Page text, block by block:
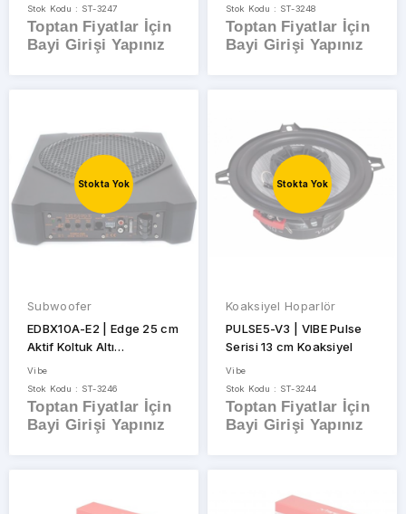
Stok Kodu : ST-3247
Toptan Fiyatlar İçin
Bayi Girişi Yapınız
Stok Kodu : ST-3248
Toptan Fiyatlar İçin
Bayi Girişi Yapınız
Stokta Yok
Subwoofer
EDBX10A-E2 | Edge 25 cm
Aktif Koltuk Altı
Subwoofer
Vibe
Stok Kodu : ST-3246
Toptan Fiyatlar İçin
Bayi Girişi Yapınız
Stokta Yok
Koaksiyel Hoparlör
PULSE5-V3 | VIBE Pulse
Serisi 13 cm Koaksiyel
Vibe
Stok Kodu : ST-3244
Toptan Fiyatlar İçin
Bayi Girişi Yapınız